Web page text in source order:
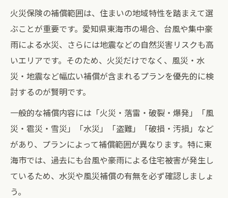
火災保険の補償範囲は、住まいの地域特性を踏まえて選
ぶことが重要です。愛知県東海市の場合、台風や集中豪
雨による水災、さらには地震などの自然災害リスクも高
いエリアです。そのため、火災だけでなく、風災・水
災・地震など幅広い補償が含まれるプランを優先的に検
討するのが賢明です。
一般的な補償内容には「火災・落雷・破裂・爆発」「風
災・雹災・雪災」「水災」「盗難」「破損・汚損」など
があり、プランによって補償範囲が異なります。特に東
海市では、過去にも台風や豪雨による住宅被害が発生し
ているため、水災や風災補償の有無を必ず確認しましょ
う。